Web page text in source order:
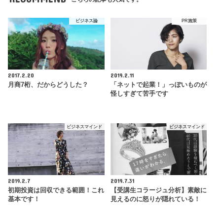
ビジネス論
2017.2.20
月商7桁、だからどうした？
PR施策
2019.2.11
「ネットで起業！」っぽいものが
怪しすぎて苦手です
ビジネスマインド
2019.2.7
初期投資は回収できる範囲！これ
基本です！
ビジネスマインド
2019.7.31
【受講生コラージュ分析】素敵に
見えるのに怒りが隠れている！